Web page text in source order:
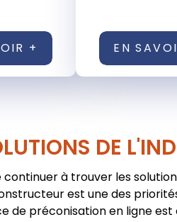
+ EN
DE
continuer à trouver les
est une des
de préconisation en ligne est